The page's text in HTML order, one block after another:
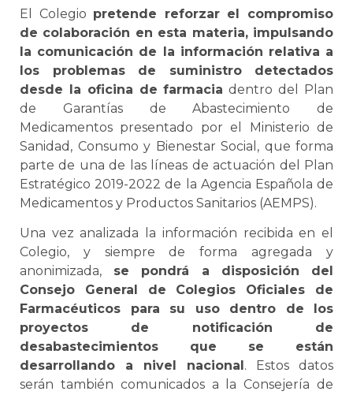
El Colegio pretende reforzar el compromiso
de colaboración en esta materia, impulsando
la comunicación de la información relativa a
los problemas de suministro detectados
desde la oficina de farmacia dentro del Plan
de Garantías de Abastecimiento de
Medicamentos presentado por el Ministerio de
Sanidad, Consumo y Bienestar Social, que forma
parte de una de las líneas de actuación del Plan
Estratégico 2019-2022 de la Agencia Española de
Medicamentos y Productos Sanitarios (AEMPS).
Una vez analizada la información recibida en el
Colegio, y siempre de forma agregada y
anonimizada, se pondrá a disposición del
Consejo General de Colegios Oficiales de
Farmacéuticos para su uso dentro de los
proyectos de notificación de
desabastecimientos que se están
desarrollando a nivel nacional . Estos datos
serán también comunicados a la Consejería de